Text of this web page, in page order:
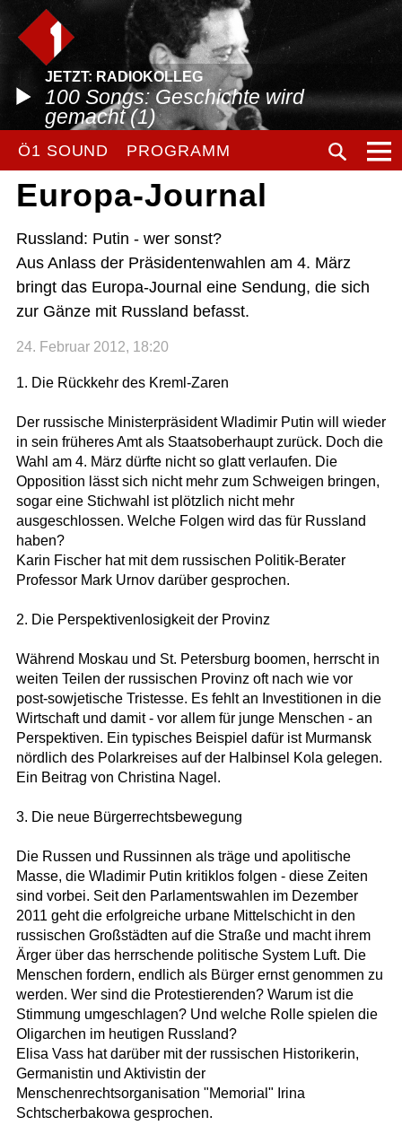
JETZT: RADIOKOLLEG
100 Songs: Geschichte wird
gemacht (1)
Ö1 SOUND PROGRAMM
Europa-Journal
Russland: Putin - wer sonst?
Aus Anlass der Präsidentenwahlen am 4. März
bringt das Europa-Journal eine Sendung, die sich
zur Gänze mit Russland befasst.
24. Februar 2012, 18:20
1. Die Rückkehr des Kreml-Zaren
Der russische Ministerpräsident Wladimir Putin will wieder
in sein früheres Amt als Staatsoberhaupt zurück. Doch die
Wahl am 4. März dürfte nicht so glatt verlaufen. Die
Opposition lässt sich nicht mehr zum Schweigen bringen,
sogar eine Stichwahl ist plötzlich nicht mehr
ausgeschlossen. Welche Folgen wird das für Russland
haben?
Karin Fischer hat mit dem russischen Politik-Berater
Professor Mark Urnov darüber gesprochen.
2. Die Perspektivenlosigkeit der Provinz
Während Moskau und St. Petersburg boomen, herrscht in
weiten Teilen der russischen Provinz oft nach wie vor
post-sowjetische Tristesse. Es fehlt an Investitionen in die
Wirtschaft und damit - vor allem für junge Menschen - an
Perspektiven. Ein typisches Beispiel dafür ist Murmansk
nördlich des Polarkreises auf der Halbinsel Kola gelegen.
Ein Beitrag von Christina Nagel.
3. Die neue Bürgerrechtsbewegung
Die Russen und Russinnen als träge und apolitische
Masse, die Wladimir Putin kritiklos folgen - diese Zeiten
sind vorbei. Seit den Parlamentswahlen im Dezember
2011 geht die erfolgreiche urbane Mittelschicht in den
russischen Großstädten auf die Straße und macht ihrem
Ärger über das herrschende politische System Luft. Die
Menschen fordern, endlich als Bürger ernst genommen zu
werden. Wer sind die Protestierenden? Warum ist die
Stimmung umgeschlagen? Und welche Rolle spielen die
Oligarchen im heutigen Russland?
Elisa Vass hat darüber mit der russischen Historikerin,
Germanistin und Aktivistin der
Menschenrechtsorganisation "Memorial" Irina
Schtscherbakowa gesprochen.